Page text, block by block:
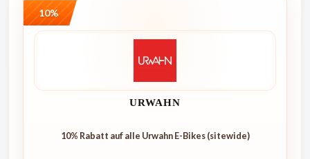
10%
URWAHN
10% Rabatt auf alle Urwahn E-Bikes (sitewide)